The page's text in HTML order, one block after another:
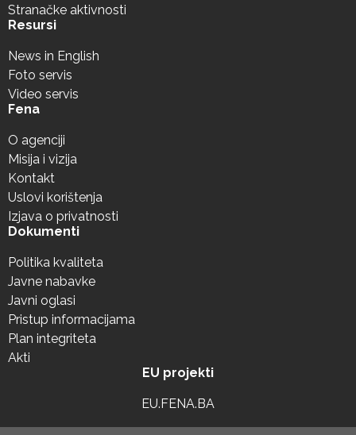
Stranačke aktivnosti
Resursi
News in English
Foto servis
Video servis
Fena
O agenciji
Misija i vizija
Kontakt
Uslovi korištenja
Izjava o privatnosti
Dokumenti
Politika kvaliteta
Javne nabavke
Javni oglasi
Pristup informacijama
Plan integriteta
Akti
EU projekti
EU.FENA.BA